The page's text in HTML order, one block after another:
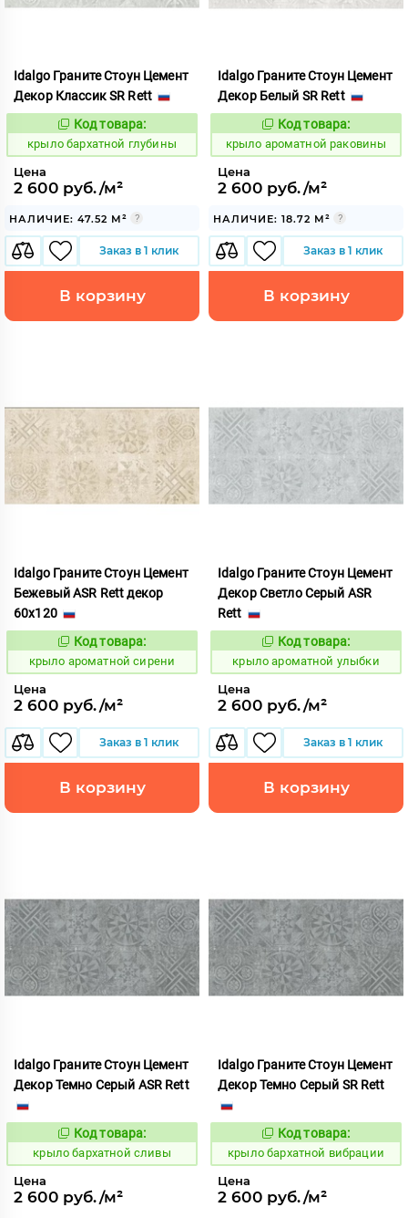
Idalgo Граните Стоун Цемент
Декор Классик SR Rett
828517
Код товара:
крыло бархатной глубины
Цена
2 600 руб./м²
НАЛИЧИЕ: 47.52 М²
Заказ в 1 клик
В корзину
Idalgo Граните Стоун Цемент
Декор Белый SR Rett
828453
Код товара:
крыло ароматной раковины
Цена
2 600 руб./м²
НАЛИЧИЕ: 18.72 М²
Заказ в 1 клик
В корзину
Idalgo Граните Стоун Цемент
Бежевый ASR Rett декор
60x120
828464
Код товара:
крыло ароматной сирени
Цена
2 600 руб./м²
Заказ в 1 клик
В корзину
Idalgo Граните Стоун Цемент
Декор Светло Серый ASR
Rett
828486
Код товара:
крыло ароматной улыбки
Цена
2 600 руб./м²
Заказ в 1 клик
В корзину
Idalgo Граните Стоун Цемент
Декор Темно Серый ASR Rett
828511
Код товара:
крыло бархатной сливы
Цена
2 600 руб./м²
Idalgo Граните Стоун Цемент
Декор Темно Серый SR Rett
828510
Код товара:
крыло бархатной вибрации
Цена
2 600 руб./м²